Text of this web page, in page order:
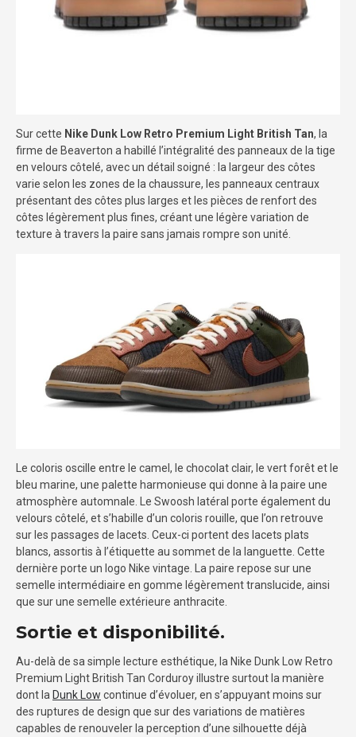
Sur cette Nike Dunk Low Retro Premium Light British Tan, la
firme de Beaverton a habillé l’intégralité des panneaux de la tige
en velours côtelé, avec un détail soigné : la largeur des côtes
varie selon les zones de la chaussure, les panneaux centraux
présentant des côtes plus larges et les pièces de renfort des
côtes légèrement plus fines, créant une légère variation de
texture à travers la paire sans jamais rompre son unité.
Le coloris oscille entre le camel, le chocolat clair, le vert forêt et le
bleu marine, une palette harmonieuse qui donne à la paire une
atmosphère automnale. Le Swoosh latéral porte également du
velours côtelé, et s’habille d’un coloris rouille, que l’on retrouve
sur les passages de lacets. Ceux-ci portent des lacets plats
blancs, assortis à l’étiquette au sommet de la languette. Cette
dernière porte un logo Nike vintage. La paire repose sur une
semelle intermédiaire en gomme légèrement translucide, ainsi
que sur une semelle extérieure anthracite.
Sortie et disponibilité.
Au-delà de sa simple lecture esthétique, la Nike Dunk Low Retro
Premium Light British Tan Corduroy illustre surtout la manière
dont la Dunk Low continue d’évoluer, en s’appuyant moins sur
des ruptures de design que sur des variations de matières
capables de renouveler la perception d’une silhouette déjà